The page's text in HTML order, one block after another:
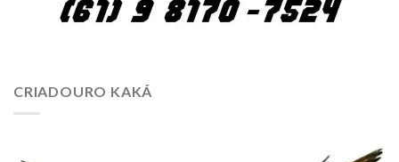
CRIADOURO KAKÁ